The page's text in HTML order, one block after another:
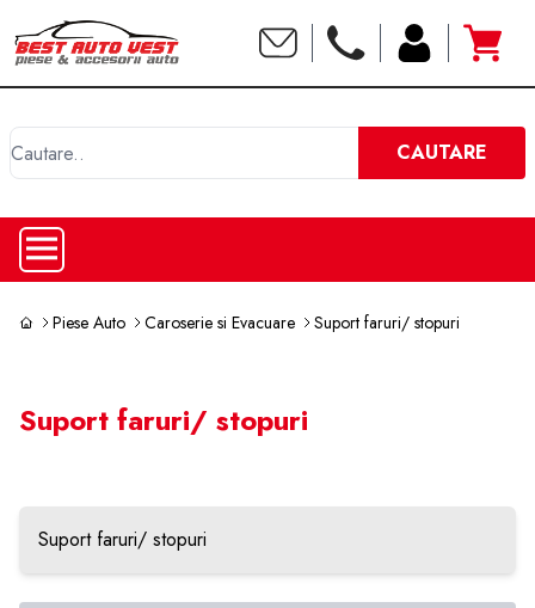
CAUTARE
Piese Auto Caroserie si Evacuare Suport faruri/ stopuri
Suport faruri/ stopuri
Suport faruri/ stopuri